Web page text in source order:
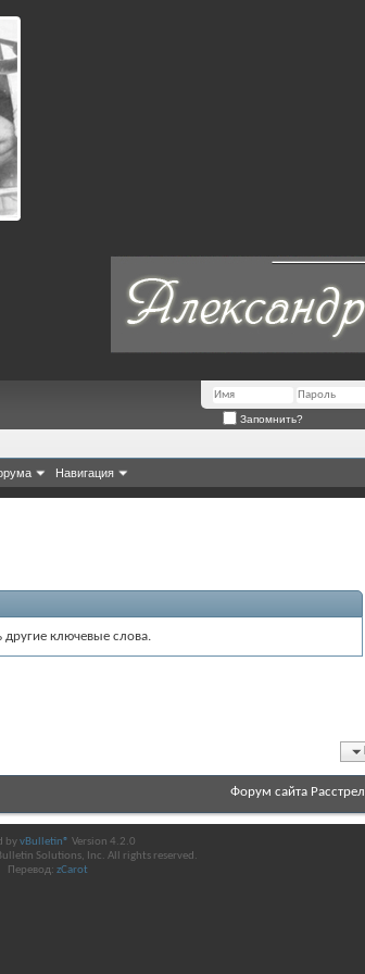
Запомнить?
Навигация
другие ключевые слова.
Форум сайта Расстрел
byvBulletin® Version 4.2.0
Solutions, Inc. All rights reserved.
Перевод: zCarot